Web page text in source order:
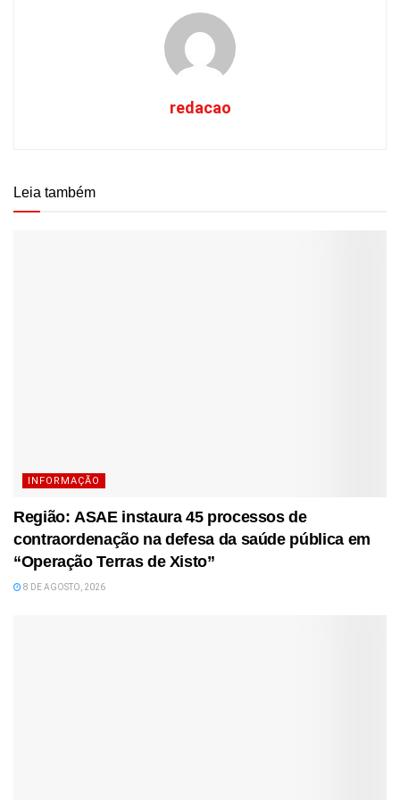
redacao
Leia também
INFORMAÇÃO
Região: ASAE instaura 45 processos de
contraordenação na defesa da saúde pública em
“Operação Terras de Xisto”
8 DE AGOSTO, 2026